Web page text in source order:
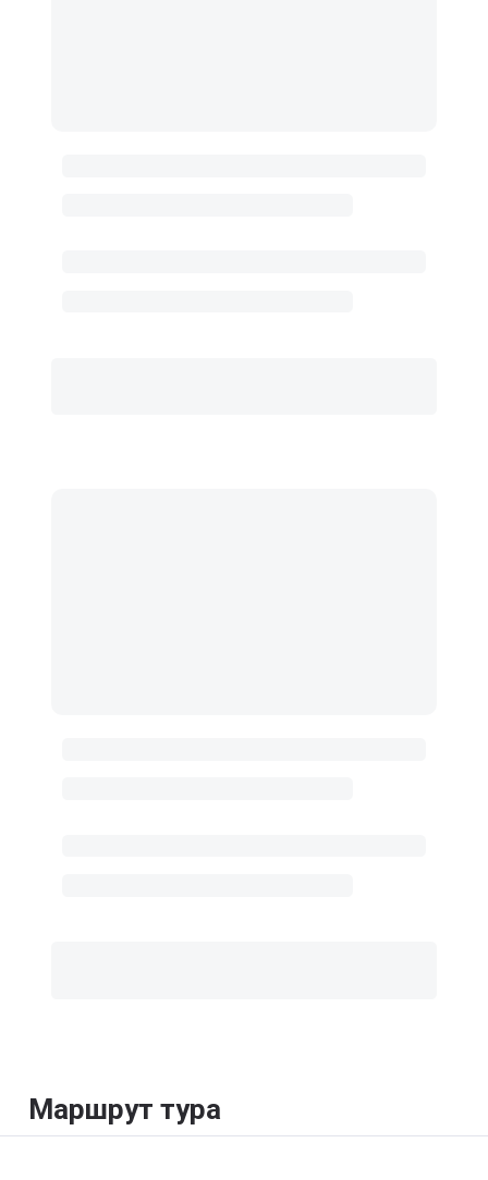
Маршрут тура